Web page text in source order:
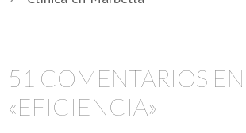
51 COMENTARIOS EN
«EFICIENCIA»